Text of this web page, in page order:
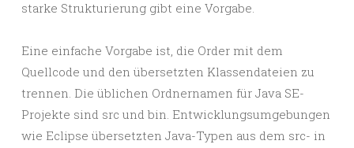
starke Strukturierung gibt eine Vorgabe.
Eine einfache Vorgabe ist, die Order mit dem
Quellcode und den übersetzten Klassendateien zu
trennen. Die üblichen Ordnernamen für Java SE-
Projekte sind src und bin. Entwicklungsumgebungen
wie Eclipse übersetzten Java-Typen aus dem src- in